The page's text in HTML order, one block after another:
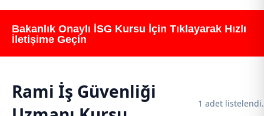
Bakanlık Onaylı İSG Kursu İçin Tıklayarak Hızlı
İletişime Geçin
Rami İş Güvenliği
1 adet listelendi.